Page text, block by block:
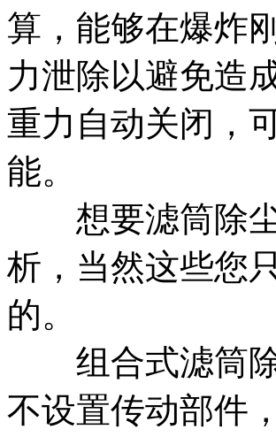
算，能够在爆炸
力泄除以避免造
重力自动关闭，
能。
想要滤筒除尘
析，当然这些您
的。
组合式滤筒除
不设置传动部件